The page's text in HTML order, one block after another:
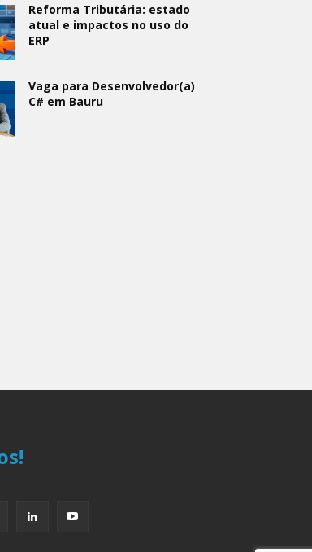
Reforma Tributária: estado
atual e impactos no uso do
ERP
Vaga para Desenvolvedor(a)
C# em Bauru